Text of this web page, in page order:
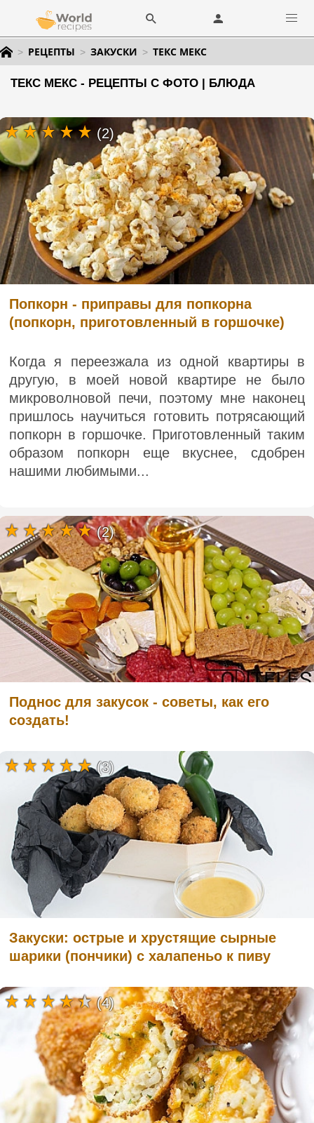
РЕЦЕПТЫ ЗАКУСКИ ТЕКС МЕКС
ТЕКС МЕКС - РЕЦЕПТЫ С ФОТО | БЛЮДА
Попкорн - приправы для попкорна
(попкорн, приготовленный в горшочке)
Когда я переезжала из одной квартиры в
другую, в моей новой квартире не было
микроволновой печи, поэтому мне наконец
пришлось научиться готовить потрясающий
попкорн в горшочке. Приготовленный таким
образом попкорн еще вкуснее, сдобрен
нашими любимыми...
(2)
Поднос для закусок - советы, как его
создать!
(2)
Закуски: острые и хрустящие сырные
шарики (пончики) с халапеньо к пиву
(3)
(4)